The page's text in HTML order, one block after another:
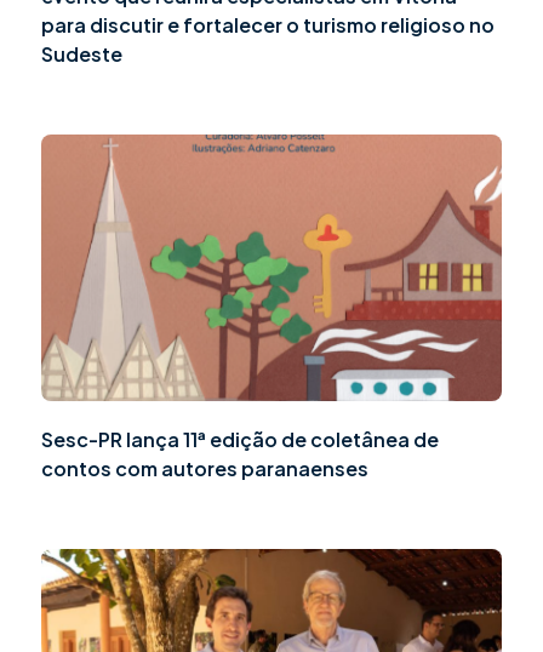
para discutir e fortalecer o turismo religioso no
Sudeste
Sesc-PR lança 11ª edição de coletânea de
contos com autores paranaenses